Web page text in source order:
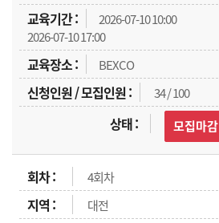
2026-07-10 10:00
2026-07-10 17:00
BEXCO
34 / 100
모집마감
4회차
대전